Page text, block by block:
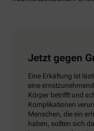
Jetzt gegen
Eine Erkältung ist
eine
Körper betrifft und
Komplikationen
Menschen, die ein
haben, sollten sich